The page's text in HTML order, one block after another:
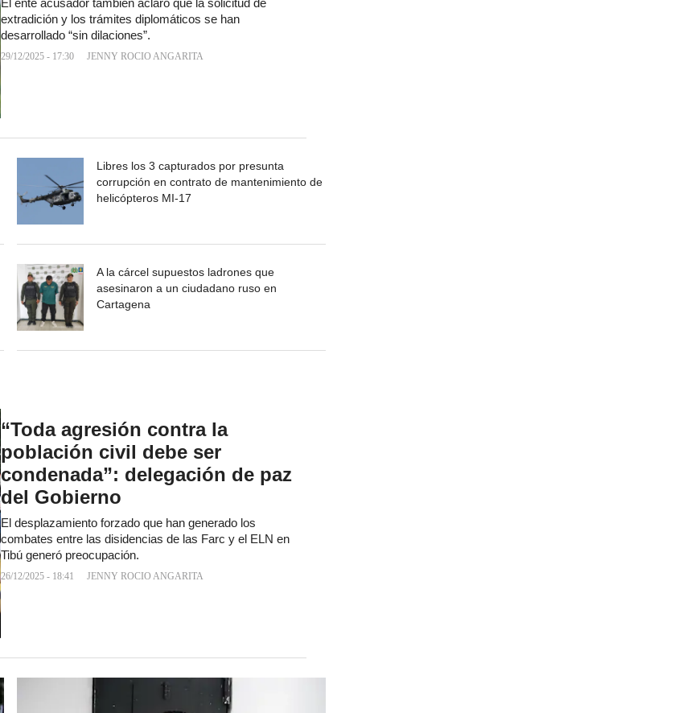
El ente acusador también aclaró que la solicitud de
extradición y los trámites diplomáticos se han
desarrollado “sin dilaciones”.
29/12/2025 - 17:30 JENNY ROCIO ANGARITA
Libres los 3 capturados por presunta
corrupción en contrato de mantenimiento de
helicópteros MI-17
A la cárcel supuestos ladrones que
asesinaron a un ciudadano ruso en
Cartagena
“Toda agresión contra la
población civil debe ser
condenada”: delegación de paz
del Gobierno
El desplazamiento forzado que han generado los
combates entre las disidencias de las Farc y el ELN en
Tibú generó preocupación.
26/12/2025 - 18:41 JENNY ROCIO ANGARITA